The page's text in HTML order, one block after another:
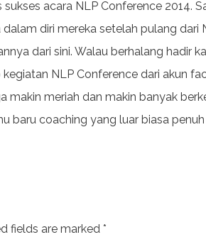
acara NLP Conference 2014.
diri mereka setelah pulang dari
dari sini. Walau berhalang hadir
NLP Conference dari akun
makin meriah dan makin banyak
baru coaching yang luar biasa
fields are marked *